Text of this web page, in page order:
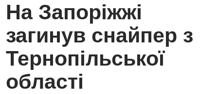
На Запоріжжі
загинув снайпер з
Тернопільської
області